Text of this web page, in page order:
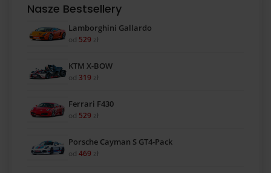
Nasze Bestsellery
Lamborghini Gallardo
od 529 zł
KTM X-BOW
od 319 zł
Ferrari F430
od 529 zł
Porsche Cayman S GT4-Pack
od 469 zł